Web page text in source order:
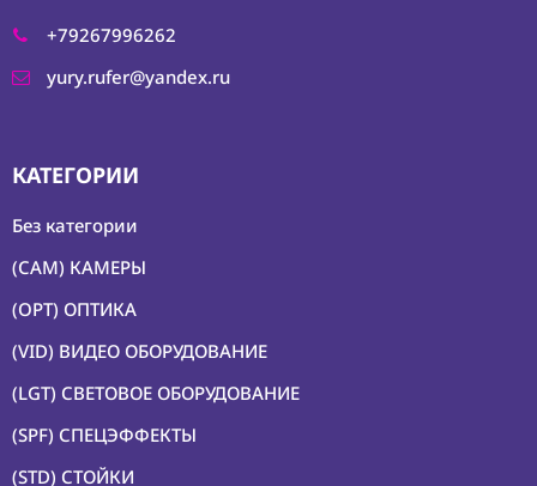
+79267996262
yury.rufer@yandex.ru
КАТЕГОРИИ
Без категории
(CAM) КАМЕРЫ
(OPT) ОПТИКА
(VID) ВИДЕО ОБОРУДОВАНИЕ
(LGT) СВЕТОВОЕ ОБОРУДОВАНИЕ
(SPF) СПЕЦЭФФЕКТЫ
(STD) СТОЙКИ